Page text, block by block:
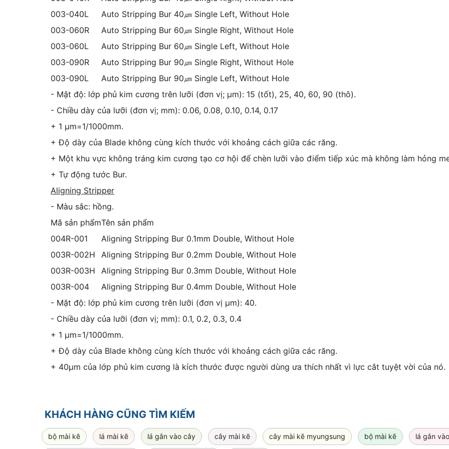
003-040L
Auto Stripping Bur 40㎛ Single Left, Without Hole
003-060R
Auto Stripping Bur 60㎛ Single Right, Without Hole
003-060L
Auto Stripping Bur 60㎛ Single Left, Without Hole
003-090R
Auto Stripping Bur 90㎛ Single Right, Without Hole
003-090L
Auto Stripping Bur 90㎛ Single Left, Without Hole
- Mật độ: lớp phủ kim cương trên lưỡi (đơn vị; µm): 15 (tốt), 25, 40, 60, 90 (thô).
- Chiều dày của lưỡi (đơn vị; mm): 0.06, 0.08, 0.10, 0.14, 0.17
+ 1 µm=1/1000mm.
+ Độ dày của Blade không cùng kích thước với khoảng cách giữa các răng.
+ Một khu vực không tráng kim cương tạo cơ hội để chèn lưỡi vào điểm tiếp xúc mà không làm hỏng
+ Tự động tước Bur.
Aligning Stripper
- Màu sắc: hồng.
Mã sản phẩmTên sản phẩm
004R-001
Aligning Stripping Bur 0.1mm Double, Without Hole
003R-002H
Aligning Stripping Bur 0.2mm Double, Without Hole
003R-003H
Aligning Stripping Bur 0.3mm Double, Without Hole
003R-004
Aligning Stripping Bur 0.4mm Double, Without Hole
- Mật độ: lớp phủ kim cương trên lưỡi (đơn vị µm): 40.
- Chiều dày của lưỡi (đơn vị; mm): 0.1, 0.2, 0.3, 0.4
+ 1 µm=1/1000mm.
+ Độ dày của Blade không cùng kích thước với khoảng cách giữa các răng.
+ 40µm của lớp phủ kim cương là kích thước được người dùng ưa thích nhất vì lực cắt tuyệt vời của nó.
KHÁCH HÀNG CŨNG TÌM KIẾM
bộ mài kẽ lá mài kẽ lá gắn vào cây cây mài kẽ cây mài kẽ myungsung bộ mài kẽ lá gắn